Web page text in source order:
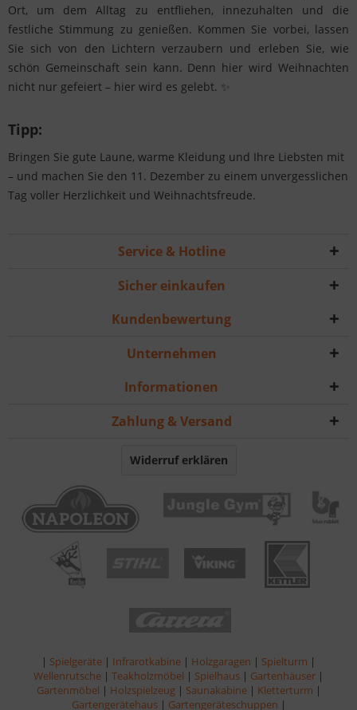
Ort, um dem Alltag zu entfliehen, innezuhalten und die
festliche Stimmung zu genießen. Kommen Sie vorbei, lassen
Sie sich von den Lichtern verzaubern und erleben Sie, wie
schön Gemeinschaft sein kann. Denn hier wird Weihnachten
nicht nur gefeiert – hier wird es gelebt. ✨
Tipp:
Bringen Sie gute Laune, warme Kleidung und Ihre Liebsten mit
– und machen Sie den 11. Dezember zu einem unvergesslichen
Tag voller Herzlichkeit und Weihnachtsfreude.
Service & Hotline
Sicher einkaufen
Kundenbewertung
Unternehmen
Informationen
Zahlung & Versand
Widerruf erklären
| Spielgeräte | Infrarotkabine | Holzgaragen | Spielturm |
Wellenrutsche | Teakholzmöbel | Spielhaus | Gartenhäuser |
Gartenmöbel | Holzspielzeug | Saunakabine | Kletterturm |
Gartengerätehaus | Gartengeräteschuppen |